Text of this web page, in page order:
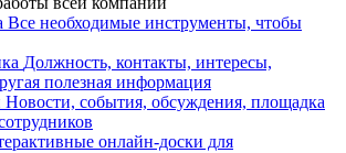
Все необходимые инструменты, чтобы
Должность, контакты, интересы,
полезная информация
Новости, события, обсуждения, площадка
онлайн-доски для